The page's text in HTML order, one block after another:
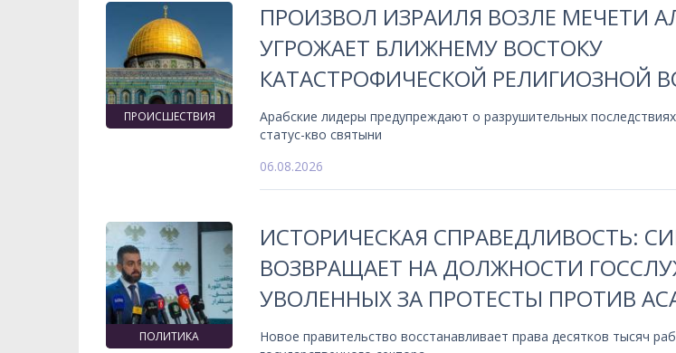
ПРОИСШЕСТВИЯ
ПРОИЗВОЛ ИЗРАИЛЯ ВОЗЛЕ МЕЧЕТИ
УГРОЖАЕТ БЛИЖНЕМУ ВОСТОКУ
КАТАСТРОФИЧЕСКОЙ РЕЛИГИОЗНОЙ
Арабские лидеры предупреждают о разрушительных
статус-кво святыни
06.08.2026
ПОЛИТИКА
ИСТОРИЧЕСКАЯ СПРАВЕДЛИВОСТЬ:
ВОЗВРАЩАЕТ НА ДОЛЖНОСТИ
УВОЛЕННЫХ ЗА ПРОТЕСТЫ ПРОТИВ
Новое правительство восстанавливает права десятков тысяч